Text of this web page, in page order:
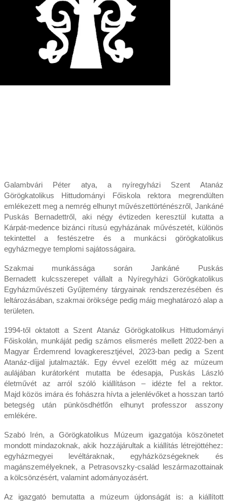
Galambvári Péter atya, a nyíregyházi Szent Atanáz
Görögkatolikus Hittudományi Főiskola rektora megrendülten
emlékezett meg a nemrég elhunyt művészettörténészről, Jankáné
Puskás Bernadettről, aki négy évtizeden keresztül kutatta a
Kárpát-medence bizánci rítusú egyházának művészetét, különös
tekintettel a festészetre és a munkácsi görögkatolikus
egyházmegye templomi sajátosságaira.
Szakmai munkássága során Jankáné Puskás
Bernadett kulcsszerepet vállalt a Nyíregyházi Görögkatolikus
Egyházművészeti Gyűjtemény tárgyainak rendszerezésében és
leltározásában, szakmai öröksége pedig máig meghatározó alap a
területen.
1994-től oktatott a Szent Atanáz Görögkatolikus Hittudományi
Főiskolán, munkáját pedig számos elismerés mellett 2022-ben a
Magyar Érdemrend lovagkeresztjével, 2023-ban pedig a Szent
Atanáz-díjjal jutalmazták. Egy évvel ezelőtt még az múzeum
aulájában kurátorként mutatta be édesapja, Puskás László
életművét az arról szóló kiállításon – idézte fel a rektor.
Majd közös imára és fohászra hívta a jelenlévőket a hosszan tartó
betegség után pünkösdhétfőn elhunyt professzor asszony
emlékére.
Szabó Irén, a Görögkatolikus Múzeum igazgatója köszönetet
mondott mindazoknak, akik hozzájárultak a kiállítás létrejöttéhez:
egyházmegyei levéltáraknak, egyházközségeknek és
magánszemélyeknek, a Petrasovszky-család leszármazottainak
a kölcsönzésért, valamint adományozásért.
Az igazgató bemutatta a múzeum újdonságát is: a kiállított